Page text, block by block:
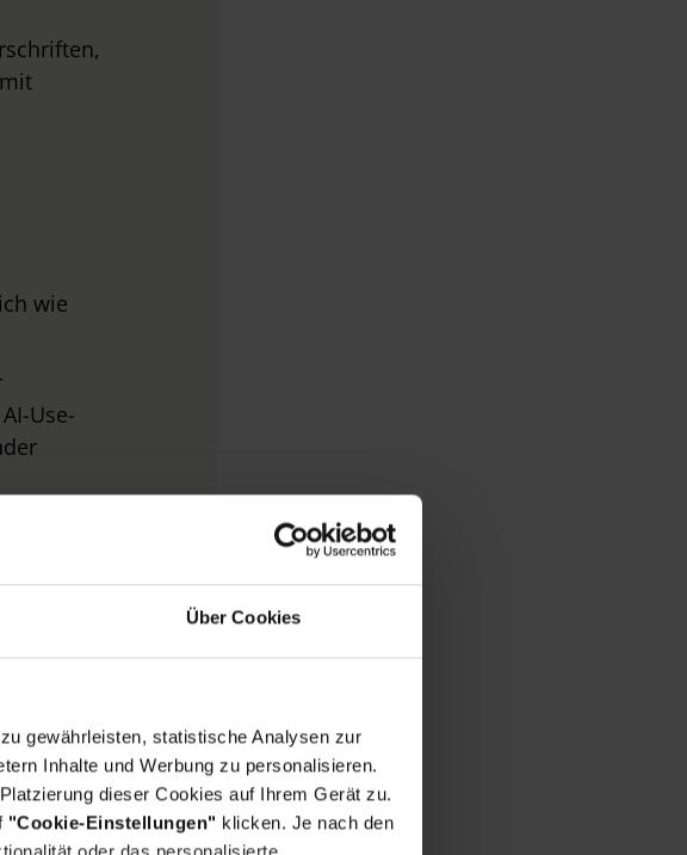
Über Cookies
gewährleisten, statistische Analysen zur
Inhalte und Werbung zu personalisieren.
dieser Cookies auf Ihrem Gerät zu.
"Cookie-Einstellungen" klicken. Je nach den
wie
Use-
mit